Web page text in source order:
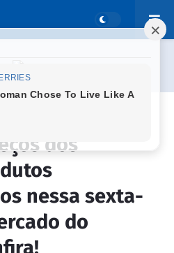
dos
nessa sexta-
do